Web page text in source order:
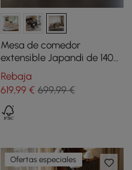
Mesa de comedor
extensible Japandi de 1400
mm a 2200 mm en
acabado nogal
Rebaja
619,99€ 699,99 €
Ofertas especiales